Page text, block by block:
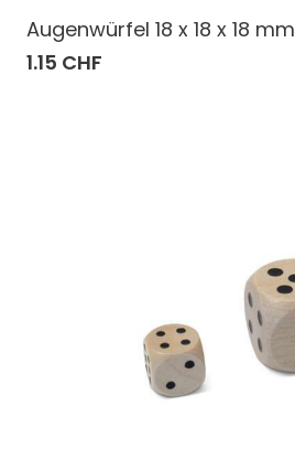
Augenwürfel 18 x 18 x 18 mm
1.15 CHF